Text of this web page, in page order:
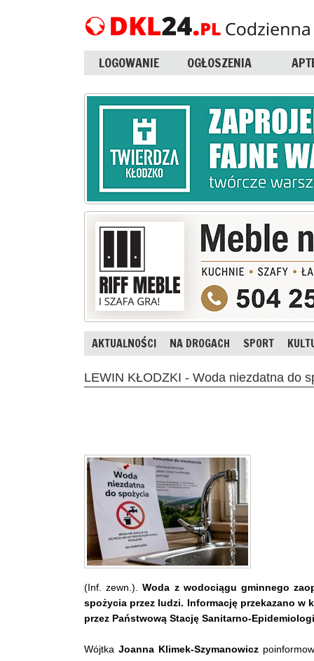
LOGOWANIE OGŁOSZENIA
AKTUALNOŚCI NA DROGACH SPORT
LEWIN KŁODZKI - Woda niezdatna do
(Inf. zewn.).Woda z wodociągu gminnego
spożycia przez ludzi. Informację przekazano w
przez Państwową Stację Sanitarno-
WójtkaJoanna Klimek-Szymanowicz